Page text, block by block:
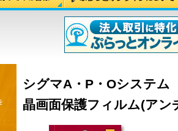
シグマA・P・Oシステム
晶画面保護フィルム(ア